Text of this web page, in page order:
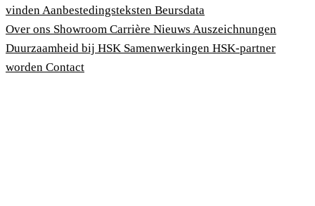
vinden Aanbestedingsteksten Beursdata
Over ons Showroom Carrière Nieuws Auszeichnungen
Duurzaamheid bij HSK Samenwerkingen HSK-partner
worden Contact